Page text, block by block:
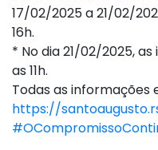
17/02/2025 a 21/02/
16h.
* No dia 21/02/2025,
as 11h.
Todas as informações
https://